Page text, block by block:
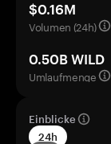
$0.16M
Volumen (24h)
0.50B WILD
Umlaufmenge
Einblicke
24h